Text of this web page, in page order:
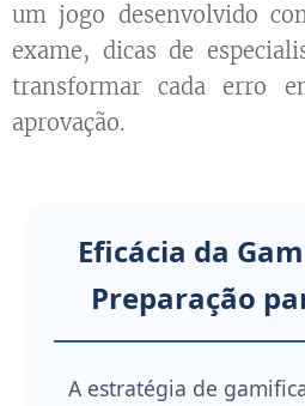
um jogo desenvolvido
exame, dicas de
transformar cada erro
aprovação.
Eficácia da
Preparação
A estratégia de